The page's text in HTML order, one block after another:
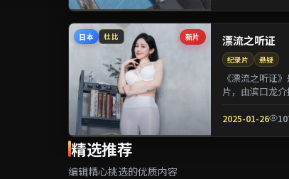
新片
日本 杜比 漂流之听证
纪录片 悬疑
《漂流之听证
片，由滨口龙
2025-01-26
精选推荐
编辑精心挑选的优质内容